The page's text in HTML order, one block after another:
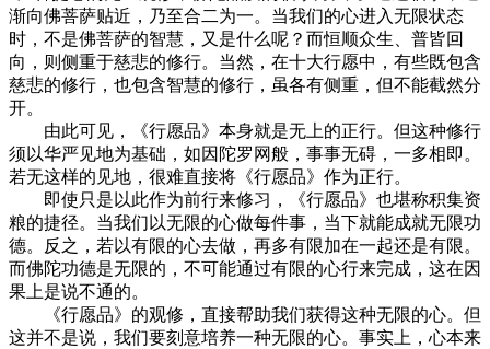
渐向佛菩萨贴近，乃至合二为一。当我们的心进入无限状态
时，不是佛菩萨的智慧，又是什么呢？而恒顺众生、普皆回
向，则侧重于慈悲的修行。当然，在十大行愿中，有些既包含
慈悲的修行，也包含智慧的修行，虽各有侧重，但不能截然分
开。
由此可见，《行愿品》本身就是无上的正行。但这种修行
须以华严见地为基础，如因陀罗网般，事事无碍，一多相即。
若无这样的见地，很难直接将《行愿品》作为正行。
即使只是以此作为前行来修习，《行愿品》也堪称积集资
粮的捷径。当我们以无限的心做每件事，当下就能成就无限功
德。反之，若以有限的心去做，再多有限加在一起还是有限。
而佛陀功德是无限的，不可能通过有限的心行来完成，这在因
果上是说不通的。
《行愿品》的观修，直接帮助我们获得这种无限的心。但
这并不是说，我们要刻意培养一种无限的心。事实上，心本来